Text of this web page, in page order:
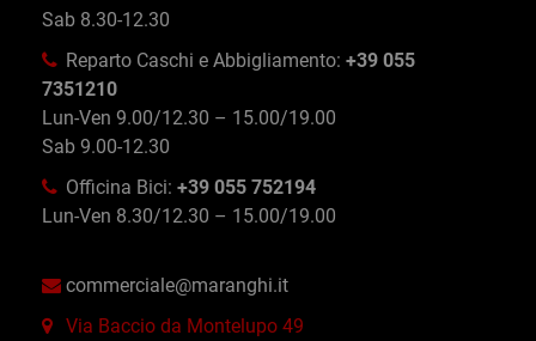
Sab 8.30-12.30
Reparto Caschi e Abbigliamento: +39 055
7351210
Lun-Ven 9.00/12.30 – 15.00/19.00
Sab 9.00-12.30
Officina Bici: +39 055 752194
Lun-Ven 8.30/12.30 – 15.00/19.00
commerciale@maranghi.it
Via Baccio da Montelupo 49